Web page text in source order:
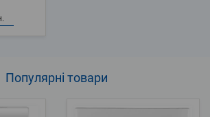
Популярні товари